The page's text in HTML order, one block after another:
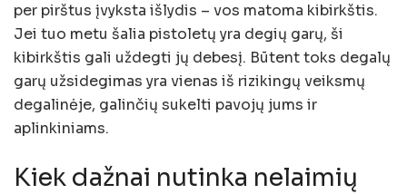
per pirštus įvyksta išlydis – vos matoma kibirkštis.
Jei tuo metu šalia pistoletų yra degių garų, ši
kibirkštis gali uždegti jų debesį. Būtent toks degalų
garų užsidegimas yra vienas iš rizikingų veiksmų
degalinėje, galinčių sukelti pavojų jums ir
aplinkiniams.
Kiek dažnai nutinka nelaimių